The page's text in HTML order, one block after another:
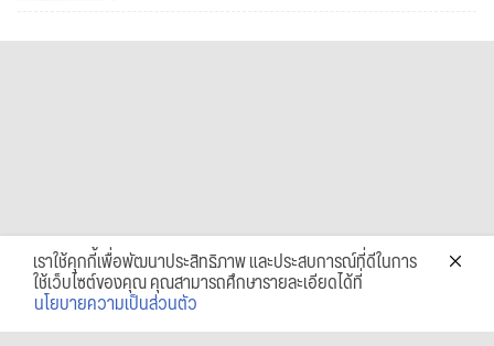
เราใช้คุกกี้เพื่อพัฒนาประสิทธิภาพ และประสบการณ์ที่ดีในการ
ใช้เว็บไซต์ของคุณ คุณสามารถศึกษารายละเอียดได้ที่
นโยบายความเป็นส่วนตัว